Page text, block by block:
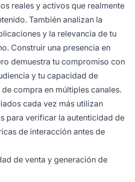
reales y activos que realmente
También analizan la
y la relevancia de tu
Construir una presencia en
demuestra tu compromiso con
y tu capacidad de
compra en múltiples canales.
cada vez más utilizan
para verificar la autenticidad de
de interacción antes de
de venta y generación de